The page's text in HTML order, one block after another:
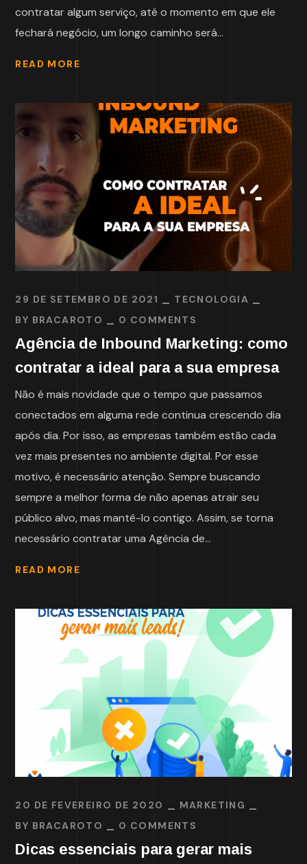
contratar algum serviço, até o momento em que ele
fechará negócio, um longo caminho será...
READ MORE
29 DE SETEMBRO DE 2021
TECNOLOGIA
BY BRACAROTO 0 COMMENTS
Agência de Inbound Marketing: como
contratar a ideal para a sua empresa
Não é mais novidade que o tempo que passamos
conectados em alguma rede continua crescendo dia
após dia. Por isso, as empresas também estão cada
vez mais presentes no ambiente digital. Por esse
motivo, é necessário atenção. Sempre buscando
sempre a melhor forma de não apenas atrair seu
público alvo, mas mantê-lo contigo. Assim, se torna
necessário contratar uma Agência de...
READ MORE
20 DE FEVEREIRO DE 2020
MARKETING
BY BRACAROTO 0 COMMENTS
Dicas essenciais para gerar mais